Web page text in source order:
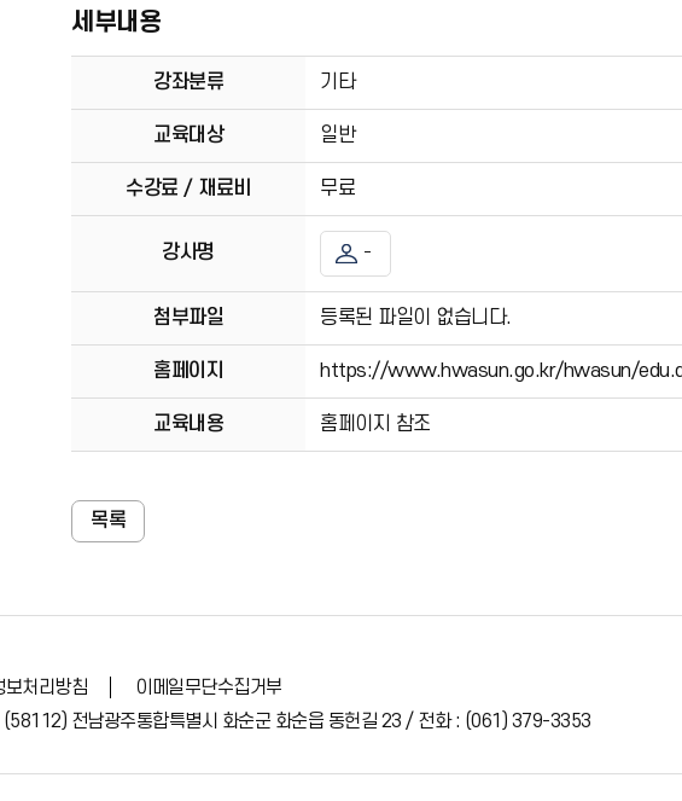
세부내용
강좌분류 기타
교육대상 일반
수강료 / 재료비 무료
강사명 -
첨부파일 등록된 파일이 없습니다.
홈페이지 https://www.hwasun.go.kr/hwasun/
교육내용 홈페이지 참조
목록
보처리방침
이메일무단수집거부
(58112) 전남광주통합특별시 화순군 화순읍 동헌길 23 / 전화 : (061) 379-3353